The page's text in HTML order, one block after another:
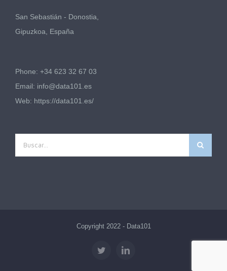
San Sebastián - Donostia,
Gipuzkoa, España
Phone: +34 623 32 67 03
Email: info@data101.es
Web: https://data101.es/
Copyright 2022 - Data101
twitter linkedin